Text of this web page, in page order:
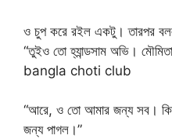
ও চুপ করে রইল একটু। তারপর
“তুইও তো হ্যান্ডসাম অভি।
bangla choti club
“আরে, ও তো আমার জন্য সব।
জন্য পাগল।”